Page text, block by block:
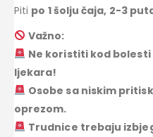
Piti po 1 šolju čaja, 2-3
Važno:
Ne koristiti kod
ljekara!
Osobe sa niskim
oprezom.
Trudnice trebaju